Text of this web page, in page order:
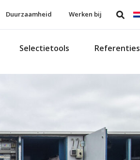
Duurzaamheid Werken bij
Selectietools Referenties